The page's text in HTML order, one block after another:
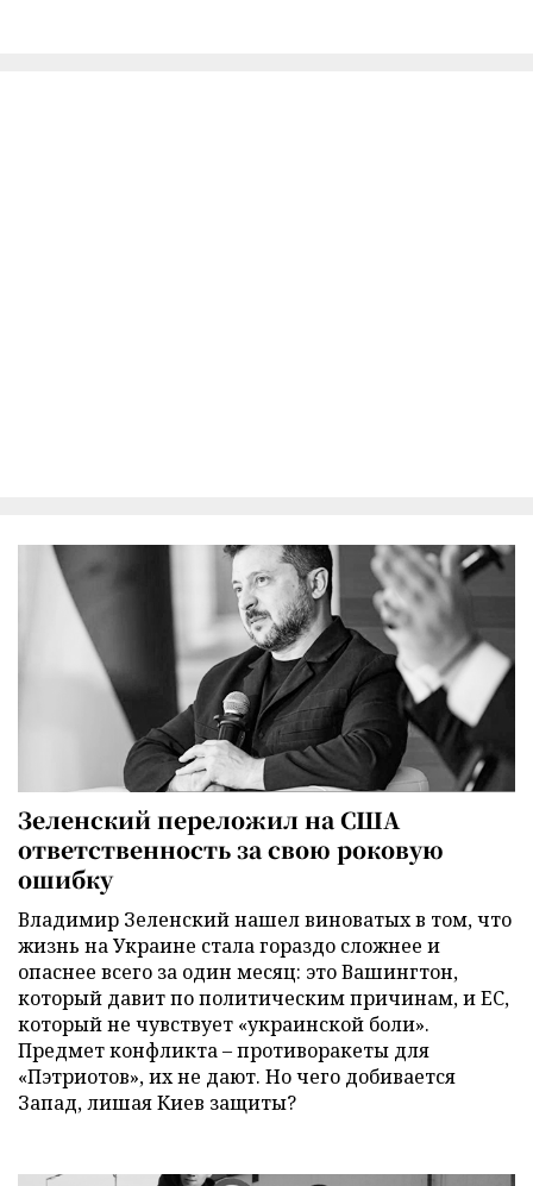
Зеленский переложил на США
ответственность за свою роковую
ошибку
Владимир Зеленский нашел виноватых в том, что
жизнь на Украине стала гораздо сложнее и
опаснее всего за один месяц: это Вашингтон,
который давит по политическим причинам, и ЕС,
который не чувствует «украинской боли».
Предмет конфликта – противоракеты для
«Пэтриотов», их не дают. Но чего добивается
Запад, лишая Киев защиты?